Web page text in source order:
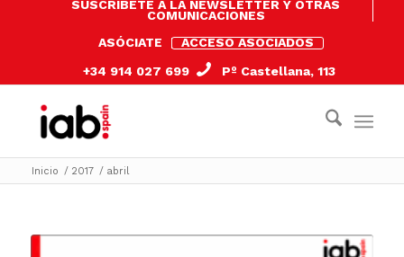
SUSCRÍBETE A LA NEWSLETTER Y OTRAS
COMUNICACIONES
ASÓCIATE
ACCESO ASOCIADOS
+34 914 027 699
Pº Castellana, 113
Inicio / 2017 / abril